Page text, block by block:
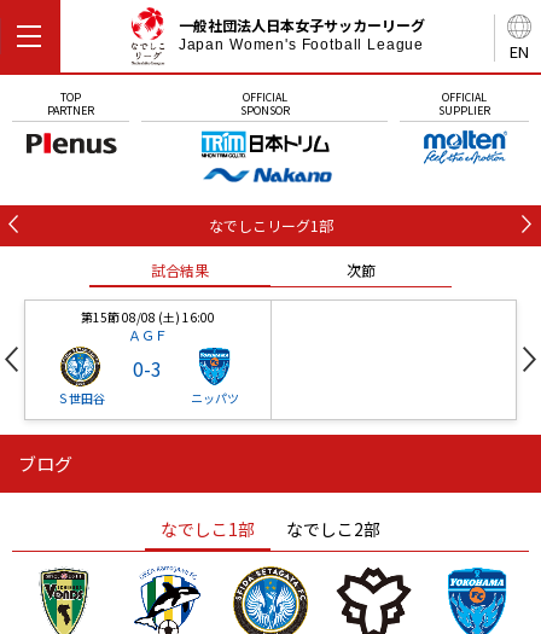
EN
一般社団法人日本女子サッカーリーグ
Japan Women's Football League
TOP
PARTNER
OFFICIAL
SPONSOR
OFFICIAL
SUPPLIER
なでしこリーグ1部
試合結果 次節
第15節 08/08 (土) 16:00
ＡＧＦ
Ｓ世田谷
0-3
ニッパツ
ニッパツ
ニッパツ 名古屋
石人の星
静岡 愛媛Ｌ
ブログ
なでしこ1部 なでしこ2部